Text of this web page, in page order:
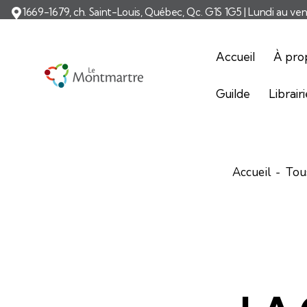
1669-1679, ch. Saint-Louis, Québec, Qc. G1S 1G5 | Lundi au
Accueil À
Guilde
Accueil